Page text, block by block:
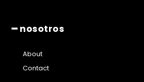
━ nosotros
About
Contact